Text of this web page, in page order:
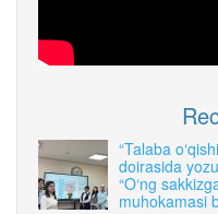
“Talaba
doirasida
“O‘ng
muhokamasi